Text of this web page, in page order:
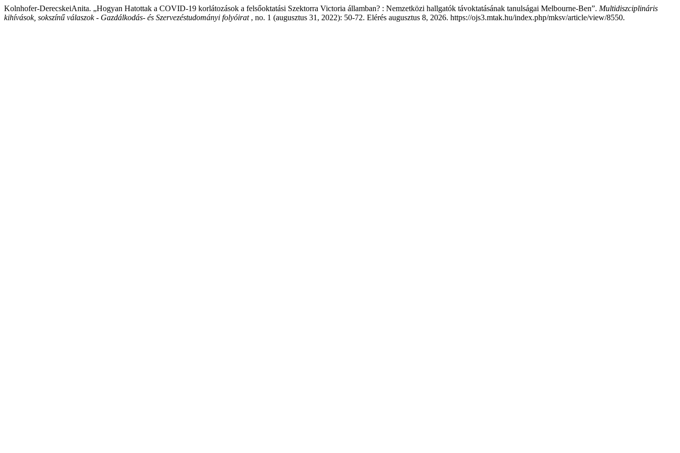
Kolnhofer-DerecskeiAnita. „Hogyan Hatottak a COVID-19 korlátozások a felsőoktatási Szektorra Victoria államban? : Nemzetközi hallgatók távoktatásának tanulságai Melbourne-Ben”. Multidiszciplináris
kihívások, sokszínű válaszok - Gazdálkodás- és Szervezéstudományi folyóirat , no. 1 (augusztus 31, 2022): 50-72. Elérés augusztus 8, 2026. https://ojs3.mtak.hu/index.php/mksv/article/view/8550.